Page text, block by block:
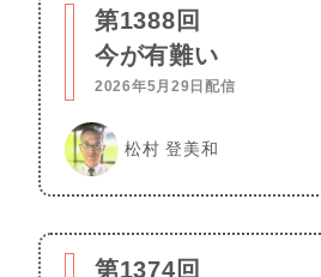
第1388回
今が有難い
2026年5月29日配信
松村 登美和
第1374回